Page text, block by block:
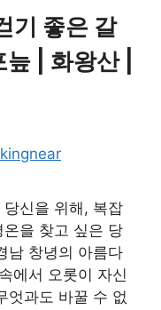
기 좋은 갈
| 화왕산 |
신을 위해, 복잡
을 찾고 싶은 당
남 창녕의 아름다
에서 오롯이 자신
엇과도 바꿀 수 없